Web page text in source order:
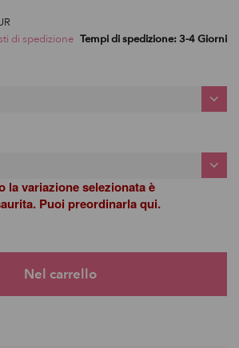
di spedizione Tempi di spedizione: 3-4 Giorni
la variazione selezionata è
Puoi preordinarla qui.